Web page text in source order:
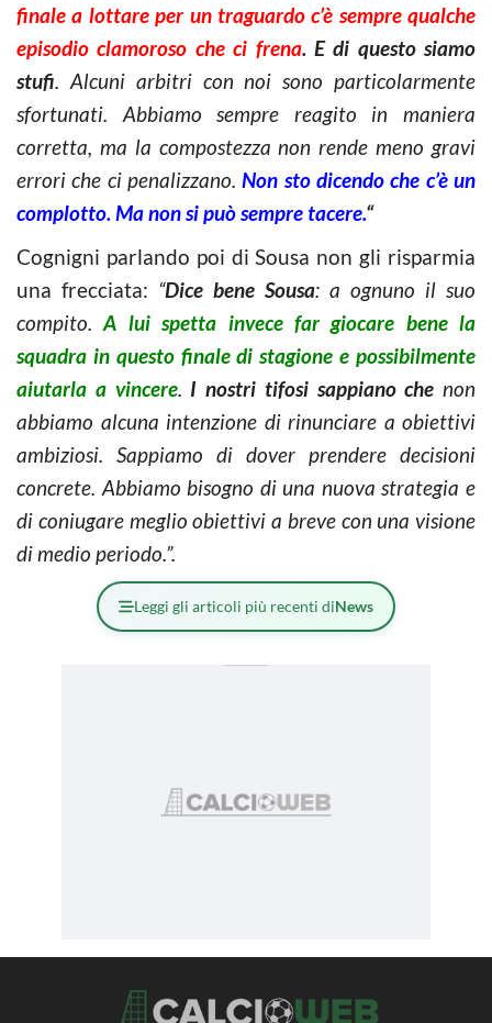
finale a lottare per un traguardo c’è sempre qualche
episodio clamoroso che ci frena. E di questo siamo
stufi. Alcuni arbitri con noi sono particolarmente
sfortunati. Abbiamo sempre reagito in maniera
corretta, ma la compostezza non rende meno gravi
errori che ci penalizzano.Non sto dicendo che c’è un
complotto. Ma non si può sempre tacere.“
Cognigni parlando poi di Sousa non gli risparmia
una frecciata: “Dice bene Sousa: a ognuno il suo
compito.A lui spetta invece far giocare bene la
squadra in questo finale di stagione e possibilmente
aiutarla a vincere. I nostri tifosi sappiano che non
abbiamo alcuna intenzione di rinunciare a obiettivi
ambiziosi. Sappiamo di dover prendere decisioni
concrete. Abbiamo bisogno di una nuova strategia e
di coniugare meglio obiettivi a breve con una visione
di medio periodo.”.
Leggi gli articoli più recenti diNews